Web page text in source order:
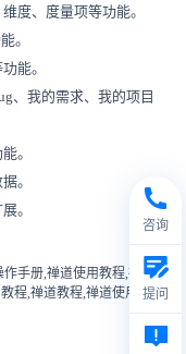
度、度量项等功能。
。
能。
、我的需求、我的项目
。
。
。
手册,禅道使用教程,禅道
程,禅道教程,禅道使用文
咨询
提问